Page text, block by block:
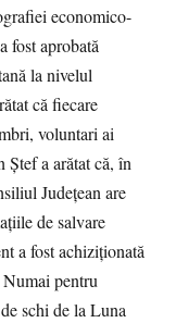
economico-
fost aprobată
la nivelul
că fiecare
voluntari ai
a arătat că, în
Judeţean are
de salvare
a fost achiziţionată
pentru
schi de la Luna